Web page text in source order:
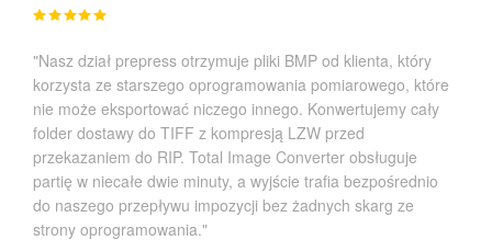
"Nasz dział prepress otrzymuje pliki BMP od klienta, który
korzysta ze starszego oprogramowania pomiarowego, które
nie może eksportować niczego innego. Konwertujemy cały
folder dostawy do TIFF z kompresją LZW przed
przekazaniem do RIP. Total Image Converter obsługuje
partię w niecałe dwie minuty, a wyjście trafia bezpośrednio
do naszego przepływu impozycji bez żadnych skarg ze
strony oprogramowania."